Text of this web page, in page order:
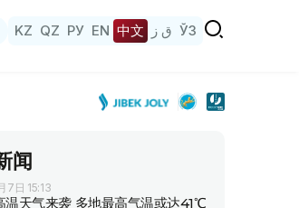
KZ QZ РУ EN 中文 ق ز ЎЗ
闻
7日 15:13
温天气来袭 多地最高气温或达41℃